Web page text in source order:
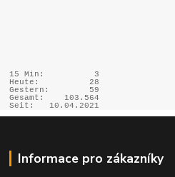
15 Min:
3
Heute:
28
Gestern:
59
Gesamt:
103.564
Seit:
10.04.2021
Informace pro zákazníky